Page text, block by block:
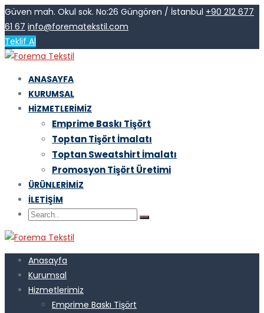
Güven mah. Okul sok. No:26 Güngören / İstanbul +90 212 677
61 67 info@forematekstil.com
Teklif Al
ANASAYFA
KURUMSAL
HIZMETLERIMIZ
Emprime Baskı Tişört
Toptan Tişört İmalatı
Toptan Sweatshirt İmalatı
Promosyon Tişört Üretimi
ÜRÜNLERIMIZ
İLETIŞIM
Anasayfa
Kurumsal
Hizmetlerimiz
Emprime Baskı Tişört